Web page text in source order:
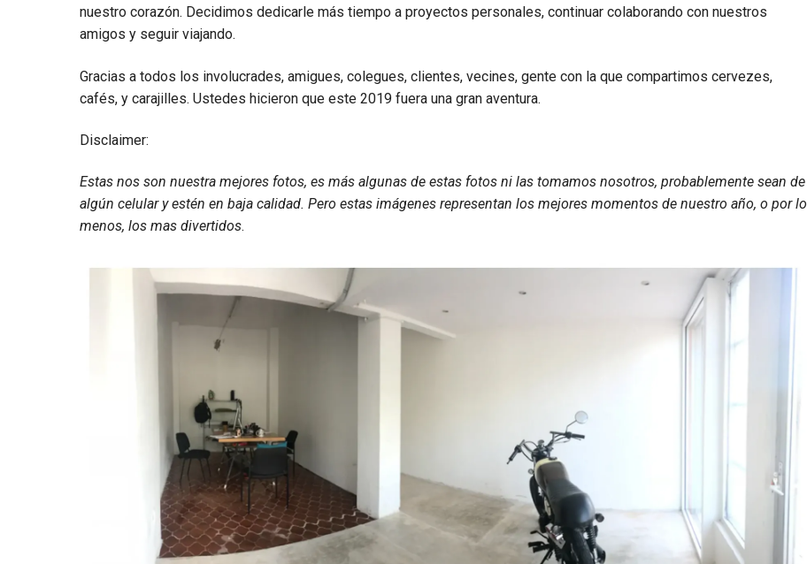
nuestro corazón. Decidimos dedicarle más tiempo a proyectos personales, continuar colaborando con nuestros
amigos y seguir viajando.
Gracias a todos los involucrades, amigues, colegues, clientes, vecines, gente con la que compartimos cervezes,
cafés, y carajilles. Ustedes hicieron que este 2019 fuera una gran aventura.
Disclaimer:
Estas nos son nuestra mejores fotos, es más algunas de estas fotos ni las tomamos nosotros, probablemente sean de
algún celular y estén en baja calidad. Pero estas imágenes representan los mejores momentos de nuestro año, o por lo
menos, los mas divertidos.